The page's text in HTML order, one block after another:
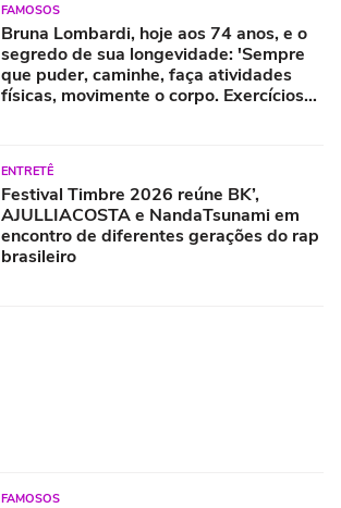
FAMOSOS
Bruna Lombardi, hoje aos 74 anos, e o
segredo de sua longevidade: 'Sempre
que puder, caminhe, faça atividades
físicas, movimente o corpo. Exercícios
ENTRETÊ
Festival Timbre 2026 reúne BK’,
AJULLIACOSTA e NandaTsunami em
encontro de diferentes gerações do rap
brasileiro
FAMOSOS